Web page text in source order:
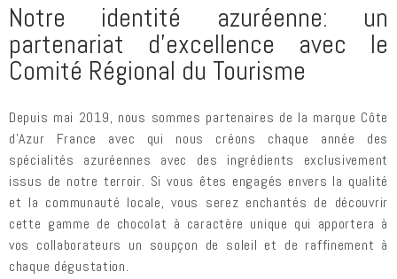
Notre identité azuréenne: un
partenariat d'excellence avec le
Comité Régional du Tourisme
Depuis mai 2019, nous sommes partenaires de la marque Côte
d'Azur France avec qui nous créons chaque année des
spécialités azuréennes avec des ingrédients exclusivement
issus de notre terroir. Si vous êtes engagés envers la qualité
et la communauté locale, vous serez enchantés de découvrir
cette gamme de chocolat à caractère unique qui apportera à
vos collaborateurs un soupçon de soleil et de raffinement à
chaque dégustation.